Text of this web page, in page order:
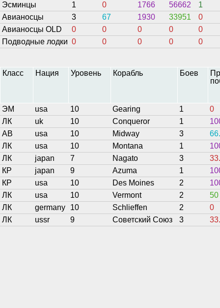
Эсминцы
1 0 1766 56662
1
Авианосцы
3 67 1930 33951
0
Авианосцы OLD
0 0 0 0
0
Подводные лодки 0 0 0 0 0
Класс Нация Уровень Корабль Боев
ЭМ usa 10 Gearing 1
0
ЛК
uk 10 Conqueror 1
АВ
usa 10 Midway 3
ЛК
usa 10 Montana 1
ЛК
japan 7 Nagato 3
КР
japan 9 Azuma 1
КР
usa 10 Des Moines 2
ЛК
usa 10 Vermont 2
50
ЛК
germany 10 Schlieffen 2
0
ЛК
ussr 9 Советский Союз 3